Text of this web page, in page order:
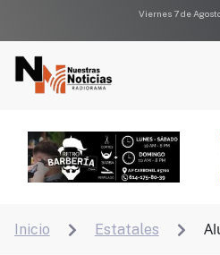
Viernes 7 de
Inicio  Estatales 